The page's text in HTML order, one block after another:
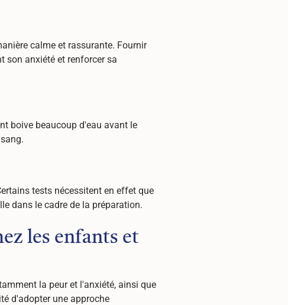
calme et rassurante. Fournir
son anxiété et renforcer sa
boive beaucoup d'eau avant le
tests nécessitent en effet que
dans le cadre de la préparation.
les enfants et
la peur et l'anxiété, ainsi que
d'adopter une approche